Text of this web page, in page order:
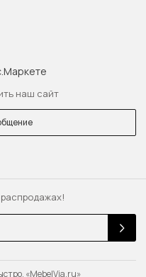
наш сайт
«MebelVia.ru»